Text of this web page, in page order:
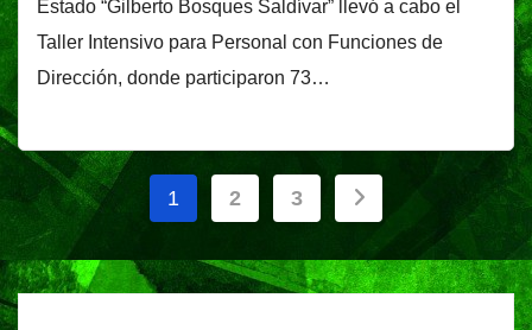
Estado “Gilberto Bosques Saldívar” llevó a cabo el
Taller Intensivo para Personal con Funciones de
Dirección, donde participaron 73…
Paginación
entradas
1 2 3